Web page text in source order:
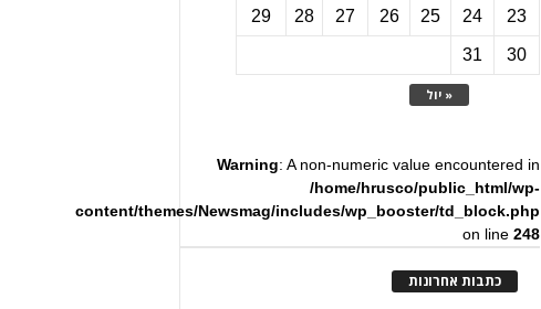
« יול
23
24
25
26
27
28
29
30
31
Warning: A non-numeric value encountered in
/home/hrusco/public_html/wp-
content/themes/Newsmag/includes/wp_booster/td_block.php
on line248
כתבות אחרונות